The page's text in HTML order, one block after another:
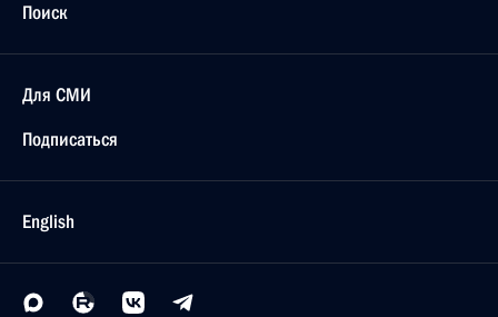
Поиск
Для СМИ
Подписаться
English